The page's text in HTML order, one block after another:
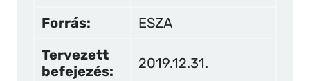
Forrás:
ESZA
Tervezett
befejezés:
2019.12.31.